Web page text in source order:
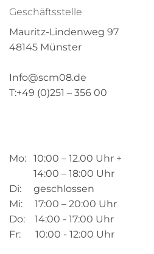
Geschäftsstelle
Mauritz-Lindenweg 97
48145 Münster
Info@scm08.de
T:+49 (0)251 – 356 00
Mo: 10:00 – 12.00 Uhr +
14:00 – 18:00 Uhr
Di: geschlossen
Mi: 17:00 – 20:00 Uhr
Do: 14:00 - 17:00 Uhr
Fr: 10:00 - 12:00 Uhr